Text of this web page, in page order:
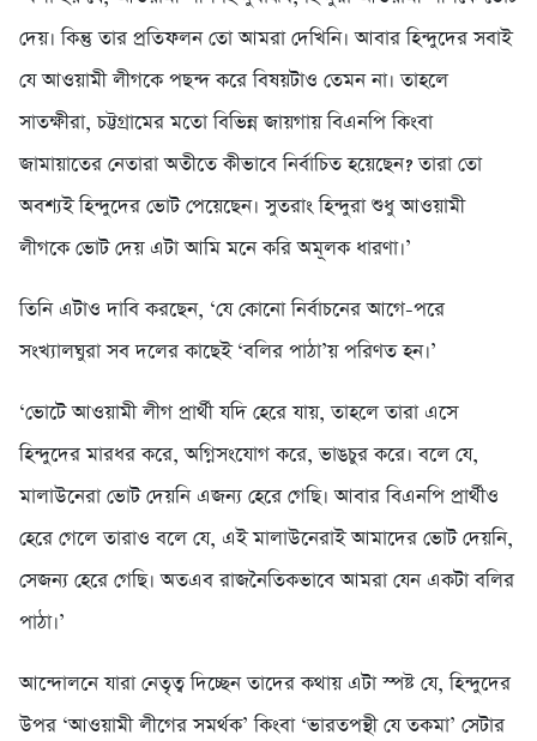
দেয়। কিন্তু তার প্রতিফলন তো আমরা দেখিনি। আবার হিন্দুদের সবাই
যে আওয়ামী লীগকে পছন্দ করে বিষয়টাও তেমন না। তাহলে
সাতক্ষীরা, চট্টগ্রামের মতো বিভিন্ন জায়গায় বিএনপি কিংবা
জামায়াতের নেতারা অতীতে কীভাবে নির্বাচিত হয়েছেন? তারা তো
অবশ্যই হিন্দুদের ভোট পেয়েছেন। সুতরাং হিন্দুরা শুধু আওয়ামী
লীগকে ভোট দেয় এটা আমি মনে করি অমূলক ধারণা।’
তিনি এটাও দাবি করছেন, ‘যে কোনো নির্বাচনের আগে-পরে
সংখ্যালঘুরা সব দলের কাছেই ‘বলির পাঠা’য় পরিণত হন।’
‘ভোটে আওয়ামী লীগ প্রার্থী যদি হেরে যায়, তাহলে তারা এসে
হিন্দুদের মারধর করে, অগ্নিসংযোগ করে, ভাঙচুর করে। বলে যে,
মালাউনেরা ভোট দেয়নি এজন্য হেরে গেছি। আবার বিএনপি প্রার্থীও
হেরে গেলে তারাও বলে যে, এই মালাউনেরাই আমাদের ভোট দেয়নি,
সেজন্য হেরে গেছি। অতএব রাজনৈতিকভাবে আমরা যেন একটা বলির
পাঠা।’
আন্দোলনে যারা নেতৃত্ব দিচ্ছেন তাদের কথায় এটা স্পষ্ট যে, হিন্দুদের
উপর ‘আওয়ামী লীগের সমর্থক’ কিংবা ‘ভারতপন্থী যে তকমা’ সেটার